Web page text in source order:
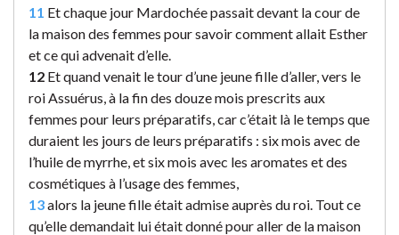
11 Et chaque jour Mardochée passait devant la cour de
la maison des femmes pour savoir comment allait Esther
et ce qui advenait d’elle.
12 Et quand venait le tour d’une jeune fille d’aller, vers le
roi Assuérus, à la fin des douze mois prescrits aux
femmes pour leurs préparatifs, car c’était là le temps que
duraient les jours de leurs préparatifs : six mois avec de
l’huile de myrrhe, et six mois avec les aromates et des
cosmétiques à l’usage des femmes,
13alors la jeune fille était admise auprès du roi. Tout ce
qu’elle demandait lui était donné pour aller de la maison